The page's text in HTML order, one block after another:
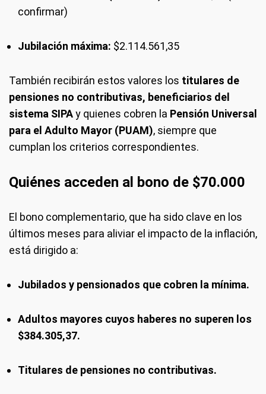
confirmar)
Jubilación máxima: $2.114.561,35
También recibirán estos valores los titulares de
pensiones no contributivas, beneficiarios del
sistema SIPAy quienes cobren la Pensión Universal
para el Adulto Mayor (PUAM), siempre que
cumplan los criterios correspondientes.
Quiénes acceden al bono de $70.000
El bono complementario, que ha sido clave en los
últimos meses para aliviar el impacto de la inflación,
está dirigido a:
Jubilados y pensionados que cobren la mínima.
Adultos mayores cuyos haberes no superen los
$384.305,37.
Titulares de pensiones no contributivas.